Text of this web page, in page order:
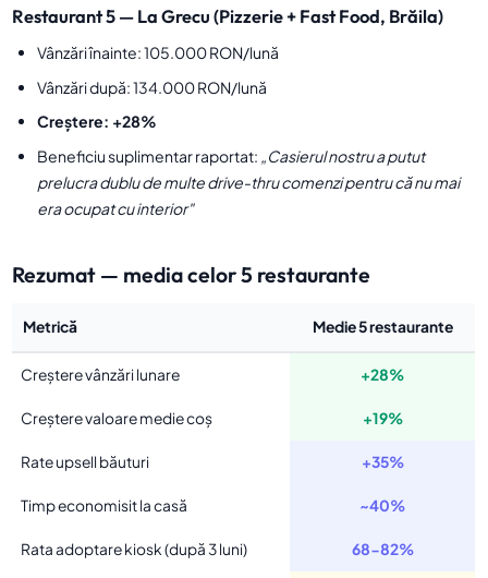
Restaurant 5 — La Grecu (Pizzerie + Fast Food, Brăila)
Vânzări înainte: 105.000 RON/lună
Vânzări după: 134.000 RON/lună
Creștere: +28%
Beneficiu suplimentar raportat:
„Casierul nostru a putut
prelucra dublu de multe drive-thru comenzi pentru că nu mai
era ocupat cu interior"
Rezumat — media celor 5 restaurante
Metrică Medie 5 restaurante
Creștere vânzări lunare +28%
Creștere valoare medie coș +19%
Rate upsell băuturi +35%
Timp economisit la casă ~40%
Rata adoptare kiosk (după 3 luni) 68-82%